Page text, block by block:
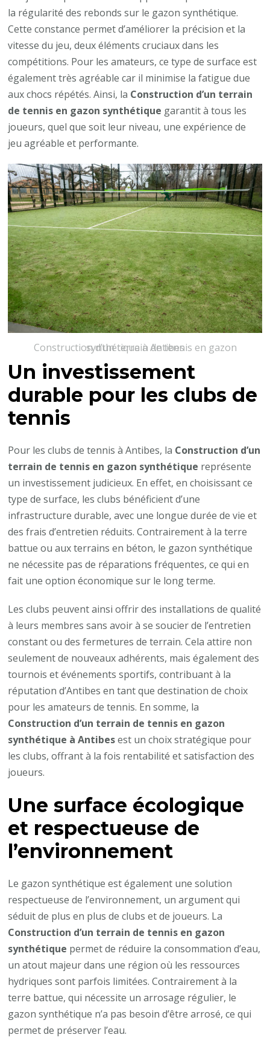
la régularité des rebonds sur le gazon synthétique.
Cette constance permet d’améliorer la précision et la
vitesse du jeu, deux éléments cruciaux dans les
compétitions. Pour les amateurs, ce type de surface est
également très agréable car il minimise la fatigue due
aux chocs répétés. Ainsi, la Construction d’un terrain
de tennis en gazon synthétique garantit à tous les
joueurs, quel que soit leur niveau, une expérience de
jeu agréable et performante.
Construction d’un terrain de tennis en gazon synthétique à Antibes
Un investissement
durable pour les clubs de
tennis
Pour les clubs de tennis à Antibes, la Construction d’un
terrain de tennis en gazon synthétique représente
un investissement judicieux. En effet, en choisissant ce
type de surface, les clubs bénéficient d’une
infrastructure durable, avec une longue durée de vie et
des frais d’entretien réduits. Contrairement à la terre
battue ou aux terrains en béton, le gazon synthétique
ne nécessite pas de réparations fréquentes, ce qui en
fait une option économique sur le long terme.
Les clubs peuvent ainsi offrir des installations de qualité
à leurs membres sans avoir à se soucier de l’entretien
constant ou des fermetures de terrain. Cela attire non
seulement de nouveaux adhérents, mais également des
tournois et événements sportifs, contribuant à la
réputation d’Antibes en tant que destination de choix
pour les amateurs de tennis. En somme, la
Construction d’un terrain de tennis en gazon
synthétique à Antibesest un choix stratégique pour
les clubs, offrant à la fois rentabilité et satisfaction des
joueurs.
Une surface écologique
et respectueuse de
l’environnement
Le gazon synthétique est également une solution
respectueuse de l’environnement, un argument qui
séduit de plus en plus de clubs et de joueurs. La
Construction d’un terrain de tennis en gazon
synthétique permet de réduire la consommation d’eau,
un atout majeur dans une région où les ressources
hydriques sont parfois limitées. Contrairement à la
terre battue, qui nécessite un arrosage régulier, le
gazon synthétique n’a pas besoin d’être arrosé, ce qui
permet de préserver l’eau.